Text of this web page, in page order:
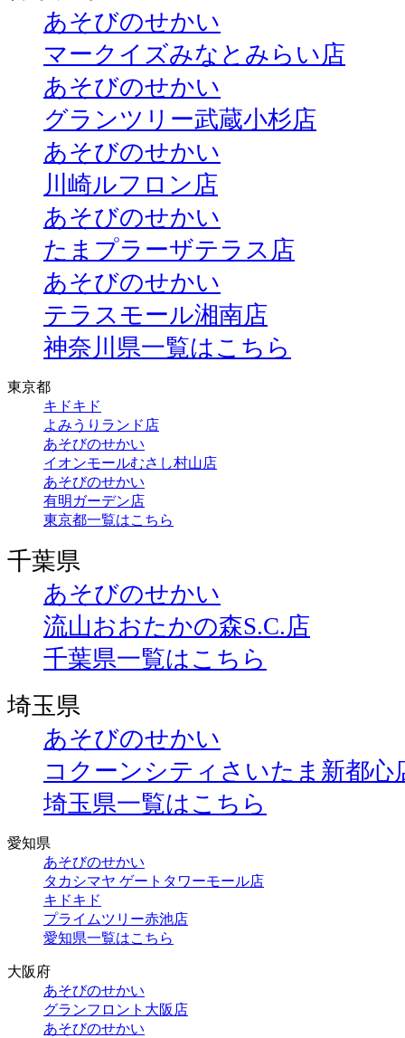
あそびのせかい
マークイズみなとみらい店
あそびのせかい
グランツリー武蔵小杉店
あそびのせかい
川崎ルフロン店
あそびのせかい
たまプラーザテラス店
あそびのせかい
テラスモール湘南店
神奈川県一覧はこちら
東京都
キドキド
よみうりランド店
あそびのせかい
イオンモールむさし村山店
あそびのせかい
有明ガーデン店
東京都一覧はこちら
千葉県
あそびのせかい
流山おおたかの森S.C.店
千葉県一覧はこちら
埼玉県
あそびのせかい
コクーンシティさいたま新都心
埼玉県一覧はこちら
愛知県
あそびのせかい
タカシマヤ ゲートタワーモール店
キドキド
プライムツリー赤池店
愛知県一覧はこちら
大阪府
あそびのせかい
グランフロント大阪店
あそびのせかい